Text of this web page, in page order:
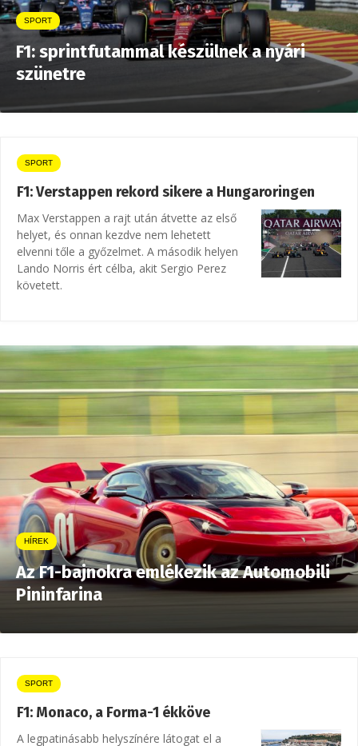
SPORT
F1: sprintfutammal készülnek a nyári
szünetre
SPORT
F1: Verstappen rekord sikere a Hungaroringen
Max Verstappen a rajt után átvette az első
helyet, és onnan kezdve nem lehetett
elvenni tőle a győzelmet. A második helyen
Lando Norris ért célba, akit Sergio Perez
követett.
HÍREK
Az F1-bajnokra emlékezik az Automobili
Pininfarina
SPORT
F1: Monaco, a Forma-1 ékköve
A legpatinásabb helyszínére látogat el a